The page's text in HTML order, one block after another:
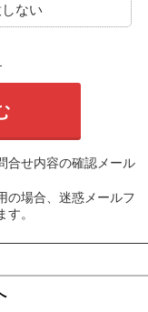
ない
合せ内容の確認メール
の場合、迷惑メールフ
。